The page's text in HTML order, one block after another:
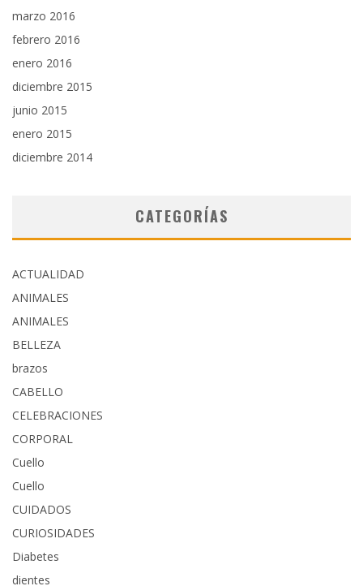
marzo 2016
febrero 2016
enero 2016
diciembre 2015
junio 2015
enero 2015
diciembre 2014
CATEGORÍAS
ACTUALIDAD
ANIMALES
ANIMALES
BELLEZA
brazos
CABELLO
CELEBRACIONES
CORPORAL
Cuello
Cuello
CUIDADOS
CURIOSIDADES
Diabetes
dientes